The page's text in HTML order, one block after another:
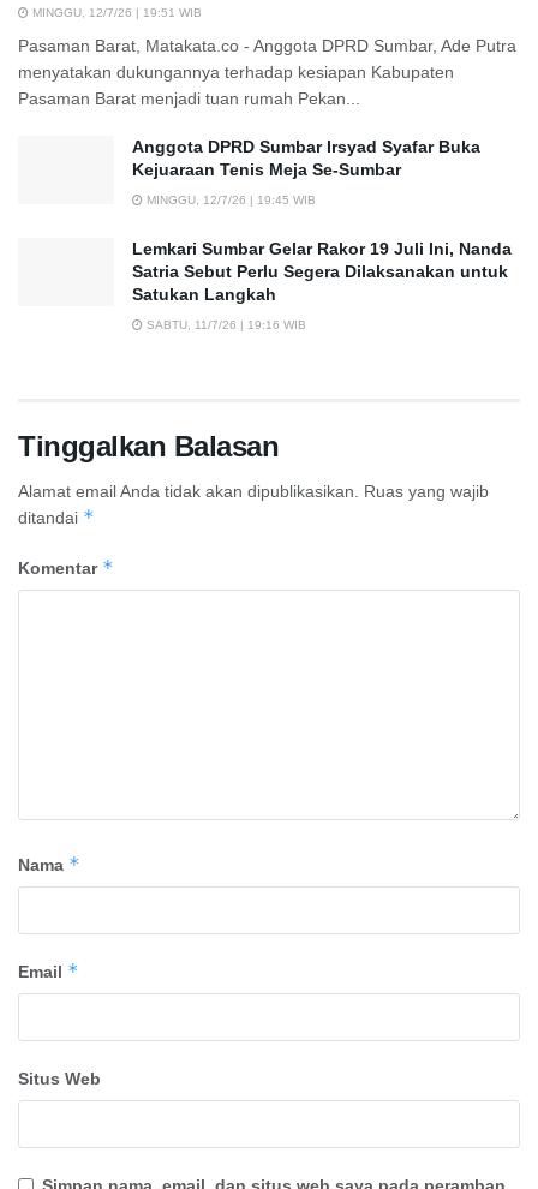
MINGGU, 12/7/26 | 19:51 WIB
Pasaman Barat, Matakata.co - Anggota DPRD Sumbar, Ade Putra
menyatakan dukungannya terhadap kesiapan Kabupaten
Pasaman Barat menjadi tuan rumah Pekan...
Anggota DPRD Sumbar Irsyad Syafar Buka
Kejuaraan Tenis Meja Se-Sumbar
MINGGU, 12/7/26 | 19:45 WIB
Lemkari Sumbar Gelar Rakor 19 Juli Ini, Nanda
Satria Sebut Perlu Segera Dilaksanakan untuk
Satukan Langkah
SABTU, 11/7/26 | 19:16 WIB
Tinggalkan Balasan
Alamat email Anda tidak akan dipublikasikan.
Ruas yang wajib
ditandai *
Komentar *
Nama *
Email *
Situs Web